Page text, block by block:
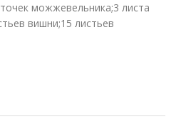
можжевельника;3 листа
вишни;15 листьев